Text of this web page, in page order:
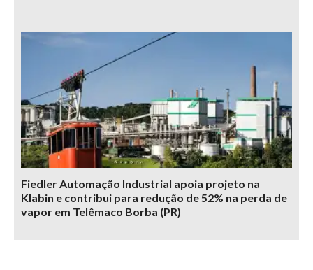
Fiedler Automação Industrial apoia projeto na
Klabin e contribui para redução de 52% na perda de
vapor em Telêmaco Borba (PR)